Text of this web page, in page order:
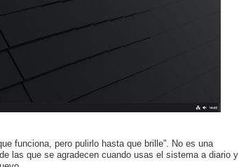
funciona, pero pulirlo hasta que brille”. No es una
las que se agradecen cuando usas el sistema a diario y